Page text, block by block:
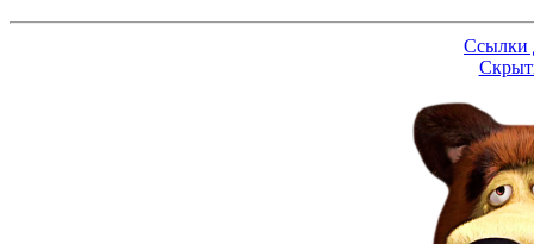
Ссылки